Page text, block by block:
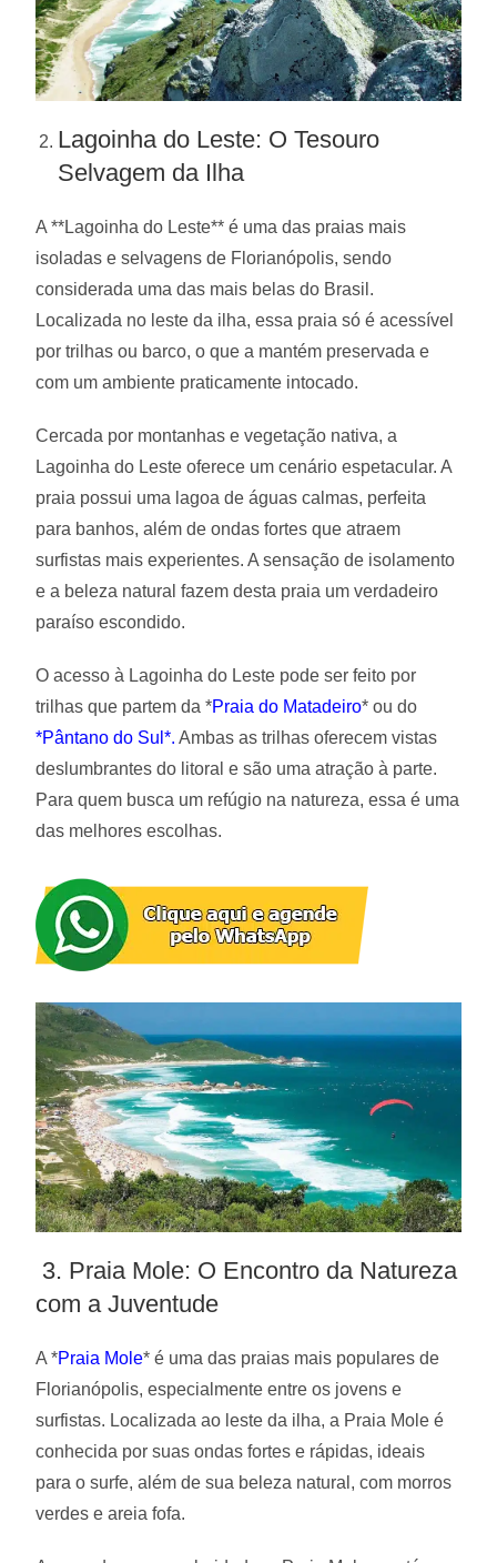
Lagoinha do Leste: O Tesouro
Selvagem da Ilha
A **Lagoinha do Leste** é uma das praias mais
isoladas e selvagens de Florianópolis, sendo
considerada uma das mais belas do Brasil.
Localizada no leste da ilha, essa praia só é acessível
por trilhas ou barco, o que a mantém preservada e
com um ambiente praticamente intocado.
Cercada por montanhas e vegetação nativa, a
Lagoinha do Leste oferece um cenário espetacular. A
praia possui uma lagoa de águas calmas, perfeita
para banhos, além de ondas fortes que atraem
surfistas mais experientes. A sensação de isolamento
e a beleza natural fazem desta praia um verdadeiro
paraíso escondido.
O acesso à Lagoinha do Leste pode ser feito por
trilhas que partem da *Praia do Matadeiro* ou do
*Pântano do Sul*. Ambas as trilhas oferecem vistas
deslumbrantes do litoral e são uma atração à parte.
Para quem busca um refúgio na natureza, essa é uma
das melhores escolhas.
3. Praia Mole: O Encontro da Natureza
com a Juventude
A *Praia Mole* é uma das praias mais populares de
Florianópolis, especialmente entre os jovens e
surfistas. Localizada ao leste da ilha, a Praia Mole é
conhecida por suas ondas fortes e rápidas, ideais
para o surfe, além de sua beleza natural, com morros
verdes e areia fofa.